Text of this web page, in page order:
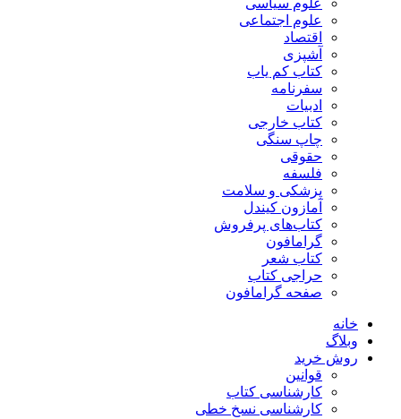
علوم سیاسی
علوم اجتماعی
اقتصاد
آشپزی
کتاب کم یاب
سفرنامه
ادبیات
کتاب خارجی
چاپ سنگی
حقوقی
فلسفه
پزشکی و سلامت
آمازون کیندل
کتاب‌های پرفروش
گرامافون
کتاب شعر
حراجی کتاب
صفحه گرامافون
خانه
وبلاگ
روش خرید
قوانین
کارشناسی کتاب
کارشناسی نسخ خطی